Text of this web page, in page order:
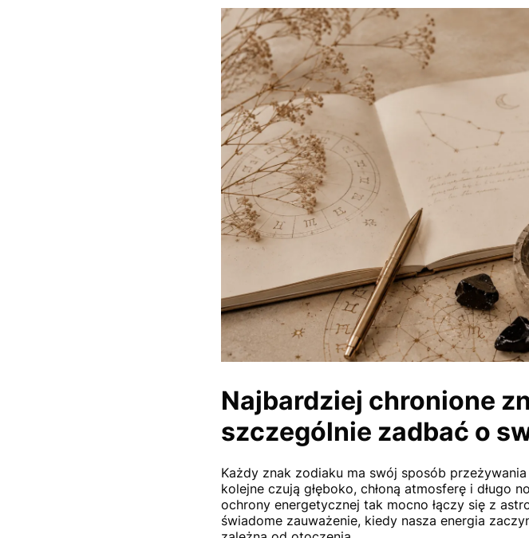
Najbardziej chronione
szczególnie zadbać o
Każdy znak zodiaku ma swój sposób
kolejne czują głęboko, chłoną atmosferę i długo
ochrony energetycznej tak mocno łączy się z
świadome zauważenie, kiedy nasza energia